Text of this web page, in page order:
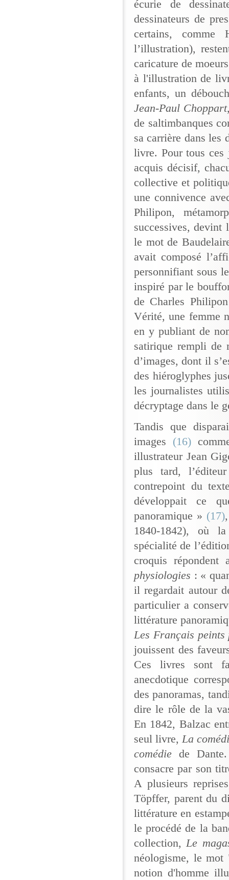
écurie de
dessinateurs de
certains, comme
l’illustration),
caricature de
à l'illustration de
enfants, un
Jean-Paul Choppart
de saltimbanques
sa carrière dans les
livre. Pour tous ces
acquis décisif,
collective et
une connivence
Philipon,
successives, devint
le mot de
avait composé
personnifiant sous
inspiré par le
de Charles Philipon
Vérité, une femme
en y publiant de
satirique rempli de
d’images, dont il
des hiéroglyphes
les journalistes
décryptage dans le
Tandis que
images (16)
illustrateur Jean
plus tard,
contrepoint du
développait ce
panoramique » (17)
1840-1842), où
spécialité de
croquis
physiologies : «
il regardait autour
particulier a
littérature
Les Français
jouissent des
Ces livres sont
anecdotique
des panoramas,
dire le rôle de la
En 1842, Balzac
seul livre, La
comédie de
consacre par son
A plusieurs
Töpffer, parent du
littérature en
le procédé de la
collection,Le
néologisme, le
notion d'homme